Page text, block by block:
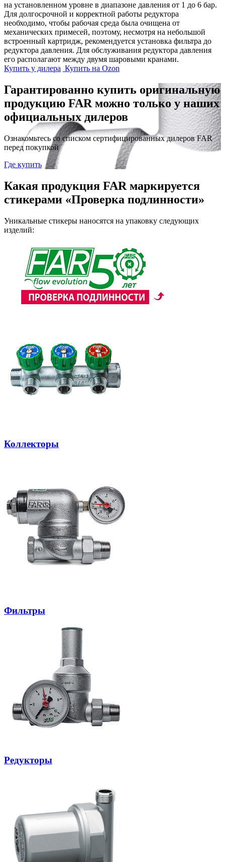
на установленном уровне в диапазоне давления от 1 до 6 бар.
Для долгосрочной и корректной работы редуктора
необходимо, чтобы рабочая среда была очищена от
механических примесей, поэтому, несмотря на небольшой
встроенный картридж, рекомендуется установка фильтра до
редуктора давления. Для обслуживания редуктора давления
его располагают между двумя шаровыми кранами.
Купить у дилера Купить на Ozon
Гарантированно купить оригинальную
продукцию FAR можно только у наших
официальных дилеров
Ознакомьтесь со списком сертифицированных дилеров FAR
перед покупкой
Где купить
Какая продукция FAR маркируется
стикерами «Проверка подлинности»
Уникальные стикеры наносятся на упаковку следующих
изделий:
Коллекторы
Фильтры
Редукторы